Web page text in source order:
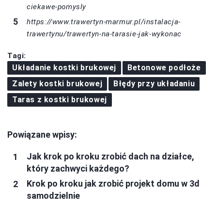
ciekawe-pomysly
https://www.trawertyn-marmur.pl/instalacja-
trawertynu/trawertyn-na-tarasie-jak-wykonac
Tagi:
Układanie kostki brukowej
Betonowe podłoże
Zalety kostki brukowej
Błędy przy układaniu
Taras z kostki brukowej
Powiązane wpisy:
Jak krok po kroku zrobić dach na działce,
który zachwyci każdego?
Krok po kroku jak zrobić projekt domu w 3d
samodzielnie